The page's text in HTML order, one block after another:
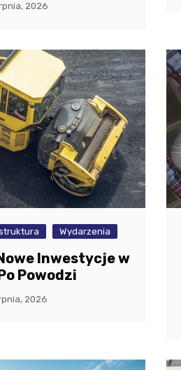
2026
Wydarzenia
Inwestycje w
Powodzi
2026